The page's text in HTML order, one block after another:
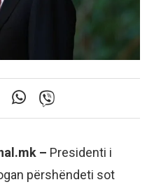
– Presidenti i
përshëndeti sot